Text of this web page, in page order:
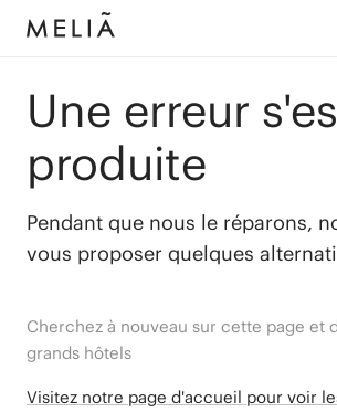
Une erreur
produite
Pendant que nous le réparons,
vous proposer quelques
Cherchez à nouveau sur cette page et
grands hôtels
Visitez notre page d'accueil pour voir